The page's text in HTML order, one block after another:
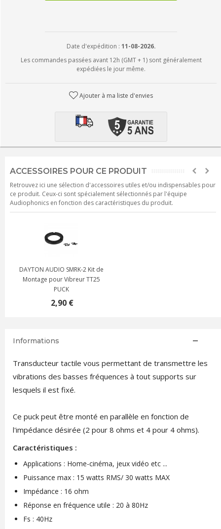
Date d'expédition : 11-08-2026.
Les commandes passées avant 12h (GMT + 1) sont généralement
expédiées le jour même.
Ajouter à ma liste d'envies
ACCESSOIRES POUR CE PRODUIT
Retrouvez ici une sélection d'accessoires utiles et/ou indispensables pour
ce produit. Ceux-ci sont spécialement sélectionnés par l'équipe
Audiophonics en fonction des caractéristiques du produit.
DAYTON AUDIO SMRK-2 Kit de
Montage pour Vibreur TT25
PUCK
2,90 €
Informations
Transducteur tactile vous permettant de transmettre les
vibrations des basses fréquences à tout supports sur
lesquels il est fixé.
Ce puck peut être monté en parallèle en fonction de
l'impédance désirée (2 pour 8 ohms et 4 pour 4 ohms).
Caractéristiques :
Applications : Home-cinéma, jeux vidéo etc ...
Puissance max : 15 watts RMS/ 30 watts MAX
Impédance : 16 ohm
Réponse en fréquence utile : 20 à 80Hz
Fs : 40Hz